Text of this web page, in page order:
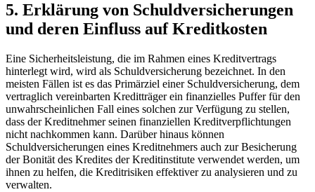
5. Erklärung von Schuldversicherungen
und⁢ deren‍ Einfluss auf​ Kreditkosten
Eine Sicherheitsleistung, ⁤die ⁣im ‍Rahmen eines Kreditvertrags
‌hinterlegt wird, wird als Schuldversicherung bezeichnet. In ⁣den
meisten Fällen ist es das ⁢Primärziel einer Schuldversicherung,‍ dem
vertraglich⁤ vereinbarten Kreditträger ein⁣ finanzielles Puffer ‌für den
unwahrscheinlichen Fall ​eines solchen zur Verfügung zu⁣ stellen,
dass der ⁤Kreditnehmer ‌seinen finanziellen Kreditverpflichtungen⁣
nicht nachkommen ​kann. Darüber hinaus können
⁣Schuldversicherungen eines Kreditnehmers‍ auch zur Besicherung
der Bonität des Kredites der Kreditinstitute verwendet werden, um
ihnen zu‍ helfen,‍ die Kreditrisiken ⁤effektiver zu ‌analysieren und zu
verwalten.